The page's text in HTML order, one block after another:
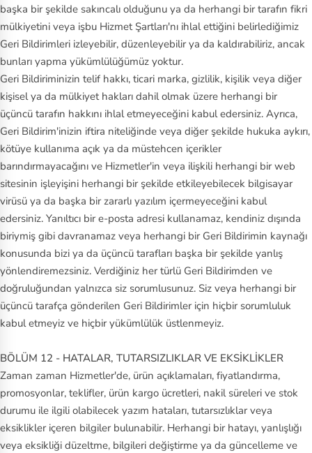
başka bir şekilde sakıncalı olduğunu ya da herhangi bir tarafın fikri
mülkiyetini veya işbu Hizmet Şartları'nı ihlal ettiğini belirlediğimiz
Geri Bildirimleri izleyebilir, düzenleyebilir ya da kaldırabiliriz, ancak
bunları yapma yükümlülüğümüz yoktur.
Geri Bildiriminizin telif hakkı, ticari marka, gizlilik, kişilik veya diğer
kişisel ya da mülkiyet hakları dahil olmak üzere herhangi bir
üçüncü tarafın hakkını ihlal etmeyeceğini kabul edersiniz. Ayrıca,
Geri Bildirim'inizin iftira niteliğinde veya diğer şekilde hukuka aykırı,
kötüye kullanıma açık ya da müstehcen içerikler
barındırmayacağını ve Hizmetler'in veya ilişkili herhangi bir web
sitesinin işleyişini herhangi bir şekilde etkileyebilecek bilgisayar
virüsü ya da başka bir zararlı yazılım içermeyeceğini kabul
edersiniz. Yanıltıcı bir e‑posta adresi kullanamaz, kendiniz dışında
biriymiş gibi davranamaz veya herhangi bir Geri Bildirimin kaynağı
konusunda bizi ya da üçüncü tarafları başka bir şekilde yanlış
yönlendiremezsiniz. Verdiğiniz her türlü Geri Bildirimden ve
doğruluğundan yalnızca siz sorumlusunuz. Siz veya herhangi bir
üçüncü tarafça gönderilen Geri Bildirimler için hiçbir sorumluluk
kabul etmeyiz ve hiçbir yükümlülük üstlenmeyiz.
BÖLÜM 12 - HATALAR, TUTARSIZLIKLAR VE EKSİKLİKLER
Zaman zaman Hizmetler'de, ürün açıklamaları, fiyatlandırma,
promosyonlar, teklifler, ürün kargo ücretleri, nakil süreleri ve stok
durumu ile ilgili olabilecek yazım hataları, tutarsızlıklar veya
eksiklikler içeren bilgiler bulunabilir. Herhangi bir hatayı, yanlışlığı
veya eksikliği düzeltme, bilgileri değiştirme ya da güncelleme ve